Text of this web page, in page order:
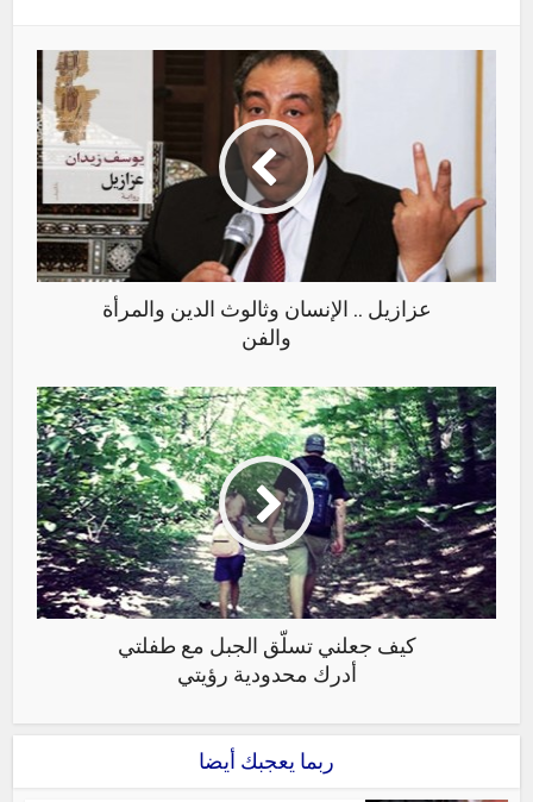
عزازيل .. الإنسان وثالوث الدين والمرأة
والفن
كيف جعلني تسلّق الجبل مع طفلتي
أدرك محدودية رؤيتي
ربما يعجبك أيضا